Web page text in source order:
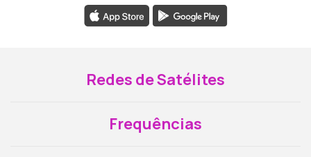
Redes de Satélites
Frequências